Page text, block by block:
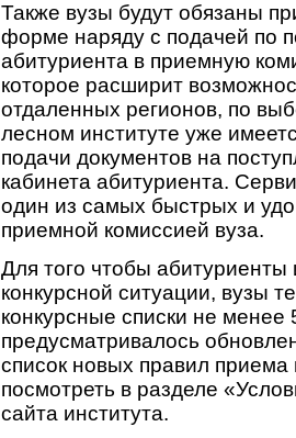
Также вузы будут обязаны
форме наряду с подачей по
абитуриента в приемную
которое расширит
отдаленных регионов, по
лесном институте уже
подачи документов на
кабинета абитуриента.
один из самых быстрых и
приемной комиссией вуза.
Для того чтобы
конкурсной ситуации, вузы
конкурсные списки не менее
предусматривалось
список новых правил
посмотреть в разделе
сайта института.